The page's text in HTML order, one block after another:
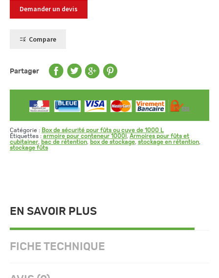
Demander un devis
Compare
Partager
Catégorie : Box de sécurité pour fûts ou cuve de 1000 L
Étiquettes : armoire pour conteneur 1000l
Armoires pour fûts et
cubitainer
bac de rétention box de stockage stockage en rétention
stockage fûts
EN SAVOIR PLUS
FICHE TECHNIQUE